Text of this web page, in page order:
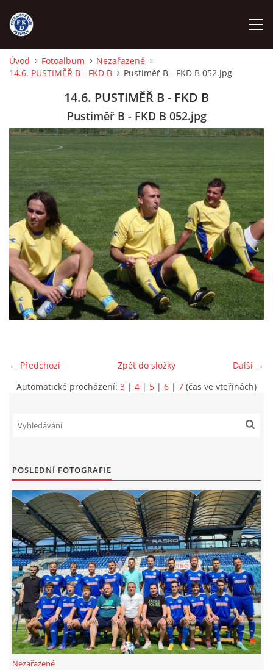
ÚVOD
FKD A
FKD B
STARŠÍ DOROST
STARŠÍ ŽÁCI
MLADŠÍ ŽÁCI
STARŠÍ PŘÍPRAVKA R 2012 + 2013
ARCHÍV
DOTACE
FKD, z.s.
Drnovice 704
68304 Drnovice
ičo 27005305
č.ú. 3227086359 / 0800
Úvod Fotoalbum
Nezařazené
14.6. PUSTIMĚŘ B - FKD B
Pustiměř B - FKD B 052.jpg
14.6. PUSTIMĚŘ B - FKD B
Pustiměř B - FKD B 052.jpg
← Předchozí Další →
Zpět do složky
Automatické procházení: 3 | 4 | 5 | 6 | 7 (čas ve vteřinách)
POSLEDNÍ FOTOGRAFIE
Nezařazené